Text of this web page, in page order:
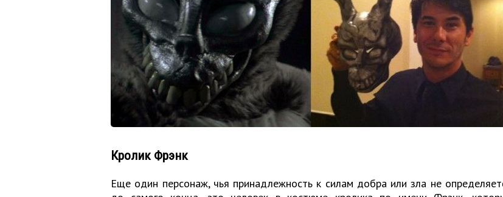
Кролик Фрэнк
Еще один персонаж, чья принадлежность к силам добра или зла не